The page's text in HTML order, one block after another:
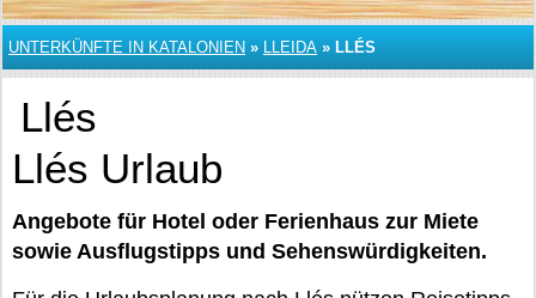
UNTERKÜNFTE IN KATALONIEN » LLEIDA » LLÉS
Llés
Llés Urlaub
Angebote für Hotel oder Ferienhaus zur Miete
sowie Ausflugstipps und Sehenswürdigkeiten.